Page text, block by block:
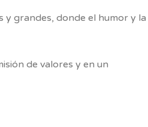
y grandes, donde el humor y la
de valores y en un